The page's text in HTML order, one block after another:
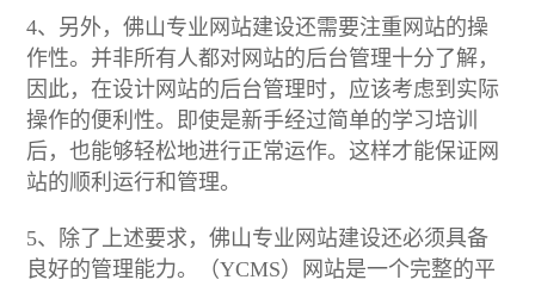
4、另外，佛山专业网站建设还需要注重网站的操
作性。并非所有人都对网站的后台管理十分了解，
因此，在设计网站的后台管理时，应该考虑到实际
操作的便利性。即使是新手经过简单的学习培训
后，也能够轻松地进行正常运作。这样才能保证网
站的顺利运行和管理。
5、除了上述要求，佛山专业网站建设还必须具备
良好的管理能力。（YCMS）网站是一个完整的平